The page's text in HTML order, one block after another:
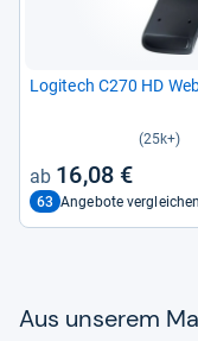
Logi­tech C270 HD
(25k+)
16,08 €
63 Angebote vergleichen
Aus unse­rem